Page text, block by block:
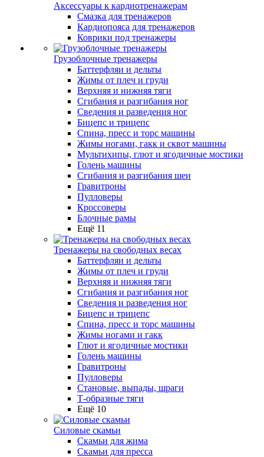
Аксессуары к кардиотренажерам
Смазка для тренажеров
Кардиопояса для тренажеров
Коврики под тренажеры
Грузоблочные тренажеры
Баттерфляи и дельты
Жимы от плеч и груди
Верхняя и нижняя тяги
Сгибания и разгибания ног
Сведения и разведения ног
Бицепс и трицепс
Спина, пресс и торс машины
Жимы ногами, гакк и сквот машины
Мультихипы, глют и ягодичные мостики
Голень машины
Сгибания и разгибания шеи
Гравитроны
Пулловеры
Кроссоверы
Блочные рамы
Ещё 11
Тренажеры на свободных весах
Баттерфляи и дельты
Жимы от плеч и груди
Верхняя и нижняя тяги
Сгибания и разгибания ног
Сведения и разведения ног
Бицепс и трицепс
Спина, пресс и торс машины
Жимы ногами и гакк
Глют и ягодичные мостики
Голень машины
Гравитроны
Пулловеры
Становые, выпады, шраги
Т-образные тяги
Ещё 10
Силовые скамьи
Скамьи для жима
Скамьи для пресса